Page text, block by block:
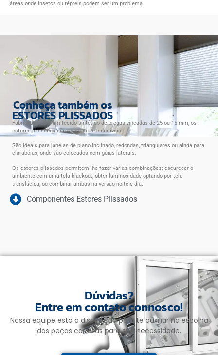
áreas onde insetos ou répteis podem ser um problema.
Conheça também os
ESTORES PLISSADOS
Fabricados com um tecido sintético de pregas vincadas de 25 ou 15 mm, os
estores plissados são resistentes e duráveis.
São ideais para janelas de plano inclinado, redondas, triangulares ou ainda para
clarabóias, onde são colocados com guias laterais.
Os estores plissados permitem-lhe fazer várias combinações: escurecer o
ambiente com uma tela blackout, obter luminosidade optando por tela
translúcida, ou combinar ambas na versão noite e dia.
Componentes Estores Plissados
Dúvidas?
Entre em contato connosco!
Nossa equipe está à disposição para te auxiliar na escolha
das peças corretas para sua necessidade.